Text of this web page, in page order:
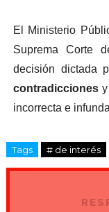
El Ministerio
Suprema Corte
decisión dictada
contradiccionesy
incorrecta e
Tags # de interés